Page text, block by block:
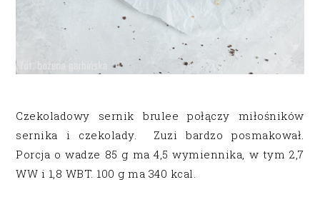
Czekoladowy sernik brulee połączy miłośników
sernika i czekolady. Zuzi bardzo posmakował.
Porcja o wadze 85 g ma 4,5 wymiennika, w tym 2,7
WW i 1,8 WBT. 100 g ma 340 kcal.